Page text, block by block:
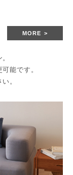
MORE
能です。
。